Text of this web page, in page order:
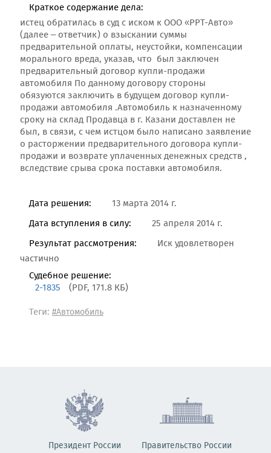
Краткое содержание дела:
истец обратилась в суд с иском к ООО «РРТ-Авто»
(далее – ответчик) о взыскании суммы
предварительной оплаты, неустойки, компенсации
морального вреда, указав, что был заключен
предварительный договор купли-продажи
автомобиля По данному договору стороны
обязуются заключить в будущем договор купли-
продажи автомобиля .Автомобиль к назначенному
сроку на склад Продавца в г. Казани доставлен не
был, в связи, с чем истцом было написано заявление
о расторжении предварительного договора купли-
продажи и возврате уплаченных денежных средств ,
вследствие срыва срока поставки автомобиля.
Дата решения:
13 марта 2014 г.
Дата вступления в силу:
25 апреля 2014 г.
Результат рассмотрения:
Иск удовлетворен
частично
Судебное решение:
2-1835
(PDF, 171.8 КБ)
Теги: #Автомобиль
Президент России Правительство России